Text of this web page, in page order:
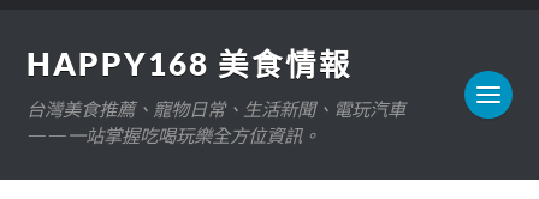
HAPPY168 美食情報
台灣美食推薦、寵物日常、生活新聞、電玩汽車
——一站掌握吃喝玩樂全方位資訊。